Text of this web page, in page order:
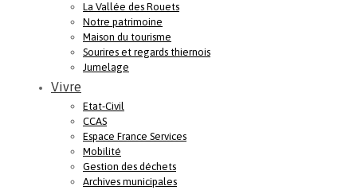
La Vallée des Rouets
Notre patrimoine
Maison du tourisme
Sourires et regards thiernois
Jumelage
Vivre
Etat-Civil
CCAS
Espace France Services
Mobilité
Gestion des déchets
Archives municipales